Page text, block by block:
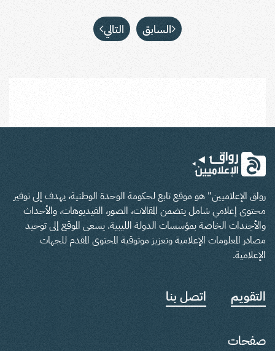
السابق التالي
رواق الإعلاميين" هو موقع تابع لحكومة الوحدة الوطنية، يهدف إلى توفير
محتوى إعلامي شامل يتضمن المقالات، الصور، الفيديوهات، والأحداث
والأجندات الخاصة بمؤسسات الدولة الليبية. يسعى الموقع إلى توحيد
مصادر المعلومات الإعلامية وتعزيز موثوقية المحتوى المقدم للجهات
الإعلامية.
التقويم اتصل بنا
صفحات